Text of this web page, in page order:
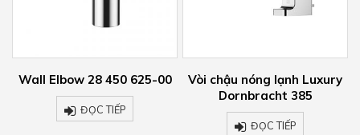
Elbow 28 450 625-00
ĐỌC TIẾP
Vòi chậu nóng lạnh Luxury
Dornbracht 385
ĐỌC TIẾP